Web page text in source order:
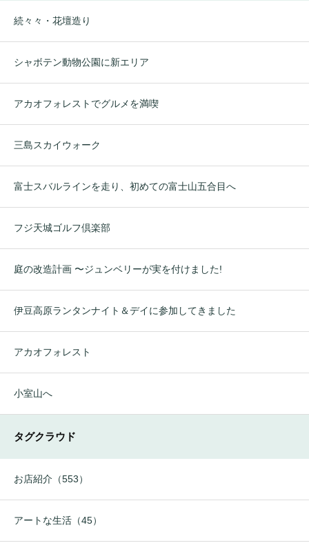
続々々・花壇造り
シャボテン動物公園に新エリア
アカオフォレストでグルメを満喫
三島スカイウォーク
富士スバルラインを走り、初めての富士山五合目へ
フジ天城ゴルフ倶楽部
庭の改造計画 〜ジュンベリーが実を付けました!
伊豆高原ランタンナイト＆デイに参加してきました
アカオフォレスト
小室山へ
タグクラウド
お店紹介（553）
アートな生活（45）